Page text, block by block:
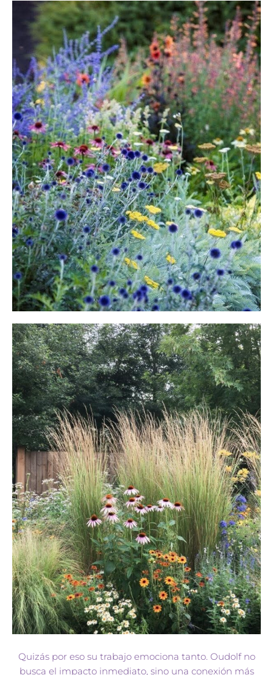
Quizás por eso su trabajo emociona tanto. Oudolf no
busca el impacto inmediato, sino una conexión más